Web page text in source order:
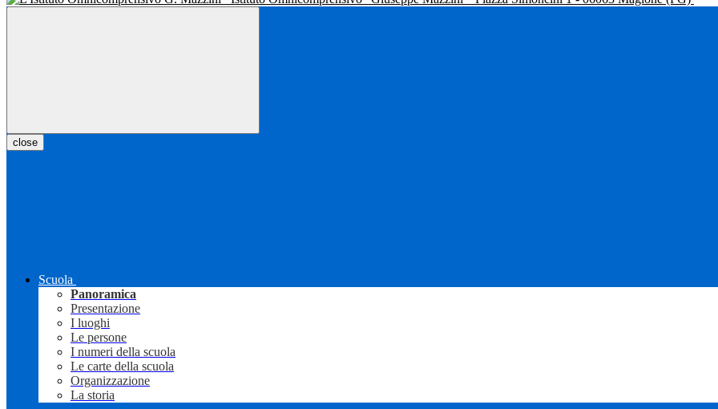
close
Scuola
Panoramica
Presentazione
I luoghi
Le persone
I numeri della scuola
Le carte della scuola
Organizzazione
La storia